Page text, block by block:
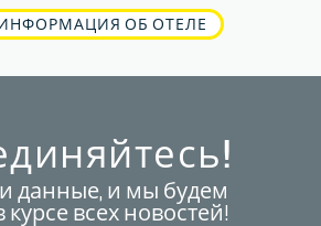
ОБ ОТЕЛЕ
данные, и мы будем
курсе всех новостей!